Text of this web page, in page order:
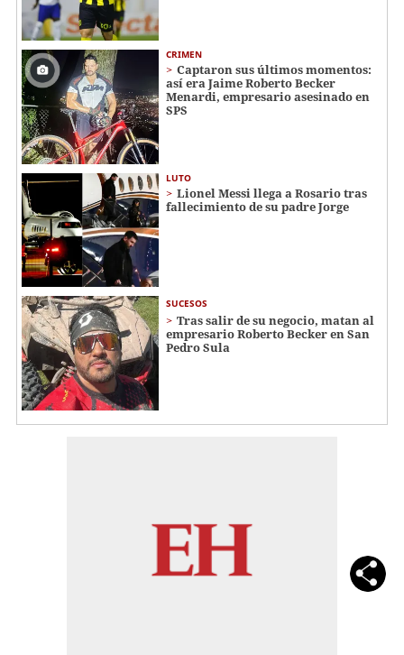
CRIMEN
Captaron sus últimos momentos:
así era Jaime Roberto Becker
Menardi​​​, empresario asesinado en
SPS
LUTO
Lionel Messi llega a Rosario tras
fallecimiento de su padre Jorge
SUCESOS
Tras salir de su negocio, matan al
empresario Roberto Becker en San
Pedro Sula